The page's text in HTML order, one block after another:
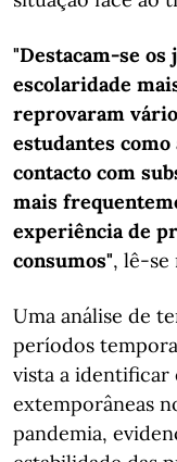
"Destacam-se os
escolaridade
reprovaram
estudantes
contacto com
mais
experiência de
consumos", lê-se
Uma análise de
períodos
vista a identificar
extemporâneas
pandemia,